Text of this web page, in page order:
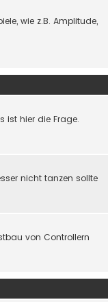
wie z.B. Amplitude,
ist hier die Frage.
nicht tanzen sollte
von Controllern